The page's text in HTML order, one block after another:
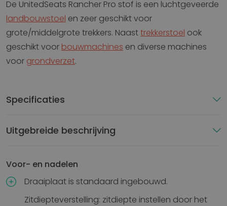
De UnitedSeats Rancher Pro stof is een luchtgeveerde
landbouwstoel en zeer geschikt voor
grote/middelgrote trekkers. Naasttrekkerstoel ook
geschikt voor bouwmachines en diverse machines
voor grondverzet.
Specificaties
Uitgebreide beschrijving
Voor- en nadelen
Draaiplaat is standaard ingebouwd.
Zitdiepteverstelling: zitdiepte instellen door het